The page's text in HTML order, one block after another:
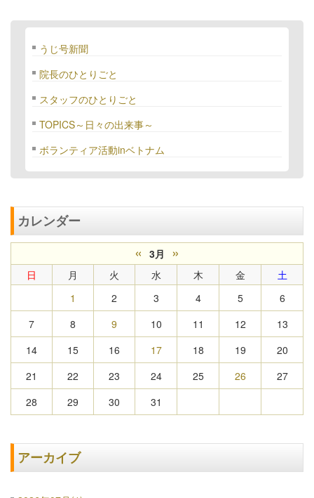
うじ号新聞
院長のひとりごと
スタッフのひとりごと
TOPICS～日々の出来事～
ボランティア活動inベトナム
カレンダー
« 3月 »
日 月 火 水 木 金
土
1
2 3 4 5
6
7
8 9 10 11 12
13
14
15 16 17 18 19
20
21
22 23 24 25 26
27
28
29 30 31
アーカイブ